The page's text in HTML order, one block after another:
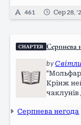
461 Сер 28,
CHAPTER Серпнева
by
Крінж
чаклунів
вартісні
Серпнева негода